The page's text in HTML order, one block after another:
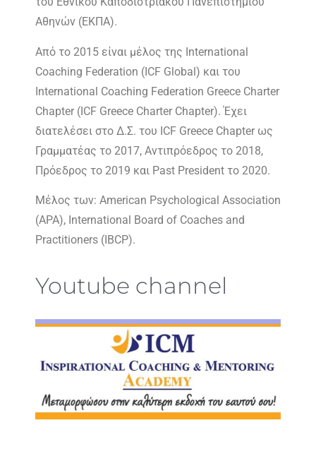
Αθηνών (ΕΚΠΑ).
Από το 2015 είναι μέλος της International
Coaching Federation (ICF Global) και του
International Coaching Federation Greece Charter
Chapter (ICF Greece Charter Chapter). Έχει
διατελέσει στο Δ.Σ. του ICF Greece Chapter ως
Γραμματέας το 2017, Αντιπρόεδρος το 2018,
Πρόεδρος το 2019 και Past President το 2020.
Μέλος των: American Psychological Association
(APA), International Board of Coaches and
Practitioners (IBCP).
Youtube channel